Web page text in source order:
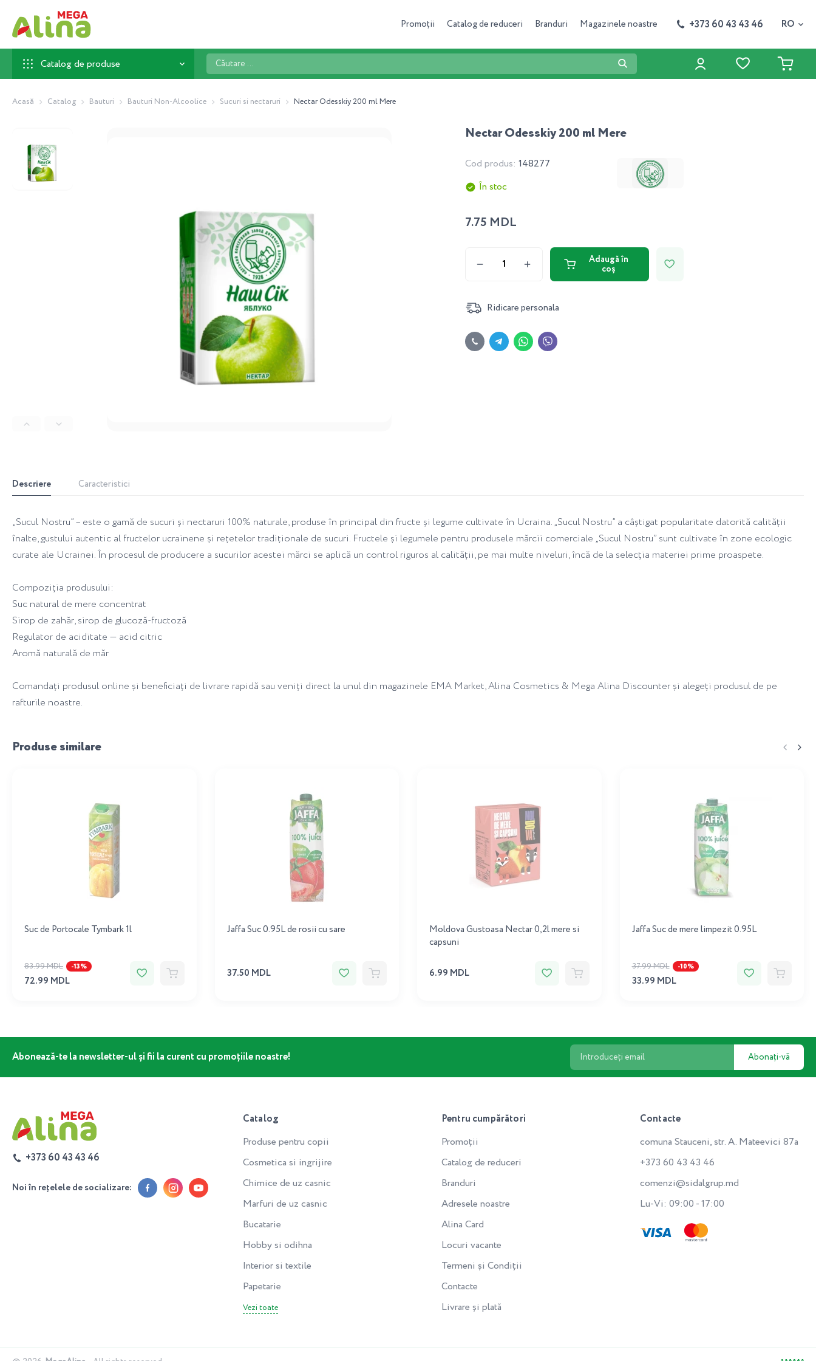
Promoții Catalog de reduceri Branduri Magazinele noastre +373 60 43 43 46 RO
Catalog de produse
Căutare
...
Acasă Catalog Bauturi Bauturi Non-Alcoolice Sucuri si nectaruri Nectar Odesskiy 200 ml Mere
Nectar Odesskiy 200 ml Mere
Cod produs: 148277
În stoc
7.75 MDL
Adaugă în
coș
Ridicare personala
Descriere Caracteristici
„Sucul Nostru” – este o gamă de sucuri și nectaruri 100% naturale, produse în principal din fructe și legume cultivate în Ucraina. „Sucul Nostru” a câștigat popularitate datorită calității
înalte, gustului autentic al fructelor ucrainene și rețetelor tradiționale de sucuri. Fructele și legumele pentru produsele mărcii comerciale „Sucul Nostru” sunt cultivate în zone ecologic
curate ale Ucrainei. În procesul de producere a sucurilor acestei mărci se aplică un control riguros al calității, pe mai multe niveluri, încă de la selecția materiei prime proaspete.
Compoziția produsului:
Suc natural de mere concentrat
Sirop de zahăr, sirop de glucoză-fructoză
Regulator de aciditate — acid citric
Aromă naturală de măr
Comandați produsul online și beneficiați de livrare rapidă sau veniți direct la unul din magazinele EMA Market, Alina Cosmetics & Mega Alina Discounter și alegeți produsul de pe
rafturile noastre.
Produse similare
Suc de Portocale Tymbark 1l
83.99 MDL -13%
72.99 MDL
Jaffa Suc 0.95L de rosii cu sare
37.50 MDL
Moldova Gustoasa Nectar 0,2l mere si
capsuni
6.99 MDL
Jaffa Suc de mere limpezit 0.95L
37.99 MDL -10%
33.99 MDL
Abonează-te la newsletter-ul și fii la curent cu promoțiile noastre! Abonați-vă
+373 60 43 43 46
Noi în rețelele de socializare:
Catalog
Produse pentru copii
Cosmetica si ingrijire
Chimice de uz casnic
Marfuri de uz casnic
Bucatarie
Hobby si odihna
Interior si textile
Papetarie
Vezi toate
Pentru cumpărători
Promoții
Catalog de reduceri
Branduri
Adresele noastre
Alina Card
Locuri vacante
Termeni și Condiții
Contacte
Livrare și plată
Contacte
comuna Stauceni, str. A. Mateevici 87a
+373 60 43 43 46
comenzi@sidalgrup.md
Lu-Vi: 09:00 - 17:00